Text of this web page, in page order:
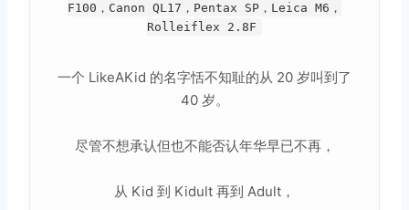
F100，Canon QL17，Pentax SP，Leica M6，
Rolleiflex 2.8F
一个 LikeAKid 的名字恬不知耻的从 20 岁叫到了
40 岁。
尽管不想承认但也不能否认年华早已不再，
从 Kid 到 Kidult 再到 Adult，